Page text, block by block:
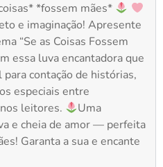
*fossem mães*
e imaginação! Apresente
“Se as Coisas Fossem
essa luva encantadora que
para contação de histórias,
especiais entre
leitores.
Uma
e cheia de amor — perfeita
Garanta a sua e encante